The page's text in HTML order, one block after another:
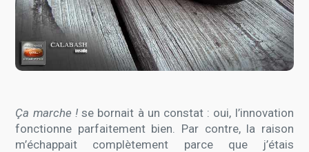
Ça marche !se bornait à un constat : oui, l’innovation
fonctionne parfaitement bien. Par contre, la raison
m’échappait complètement parce que j’étais